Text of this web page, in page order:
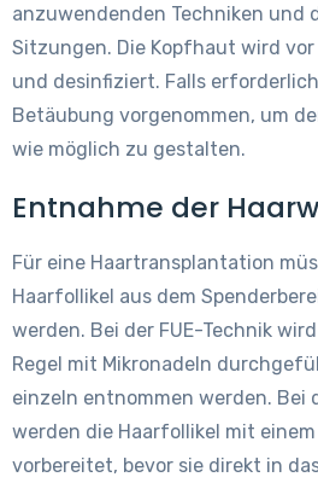
anzuwendenden Techniken und
Sitzungen. Die Kopfhaut wird
und desinfiziert. Falls
Betäubung vorgenommen, um
wie möglich zu gestalten.
Entnahme der
Für eine Haartransplantation
Haarfollikel aus dem
werden. Bei der FUE-Technik
Regel mit Mikronadeln
einzeln entnommen werden. Bei
werden die Haarfollikel mit
vorbereitet, bevor sie direkt in